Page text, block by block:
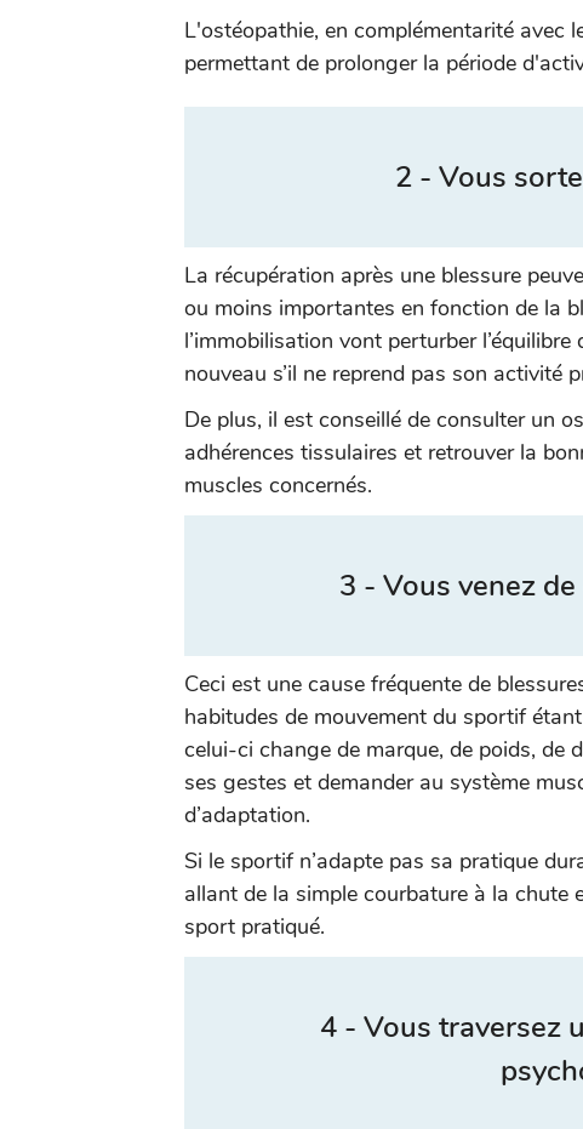
L'ostéopathie, en complémentarité avec
permettant de prolonger la période
2 - Vous
La récupération après une blessure
ou moins importantes en fonction de la
l’immobilisation vont perturber
nouveau s’il ne reprend pas son activité
De plus, il est conseillé de consulter un
adhérences tissulaires et retrouver la
muscles concernés.
3 - Vous venez
Ceci est une cause fréquente de
habitudes de mouvement du sportif
celui-ci change de marque, de poids, de
ses gestes et demander au système
d’adaptation.
Si le sportif n’adapte pas sa pratique
allant de la simple courbature à la
sport pratiqué.
4 - Vous traversez